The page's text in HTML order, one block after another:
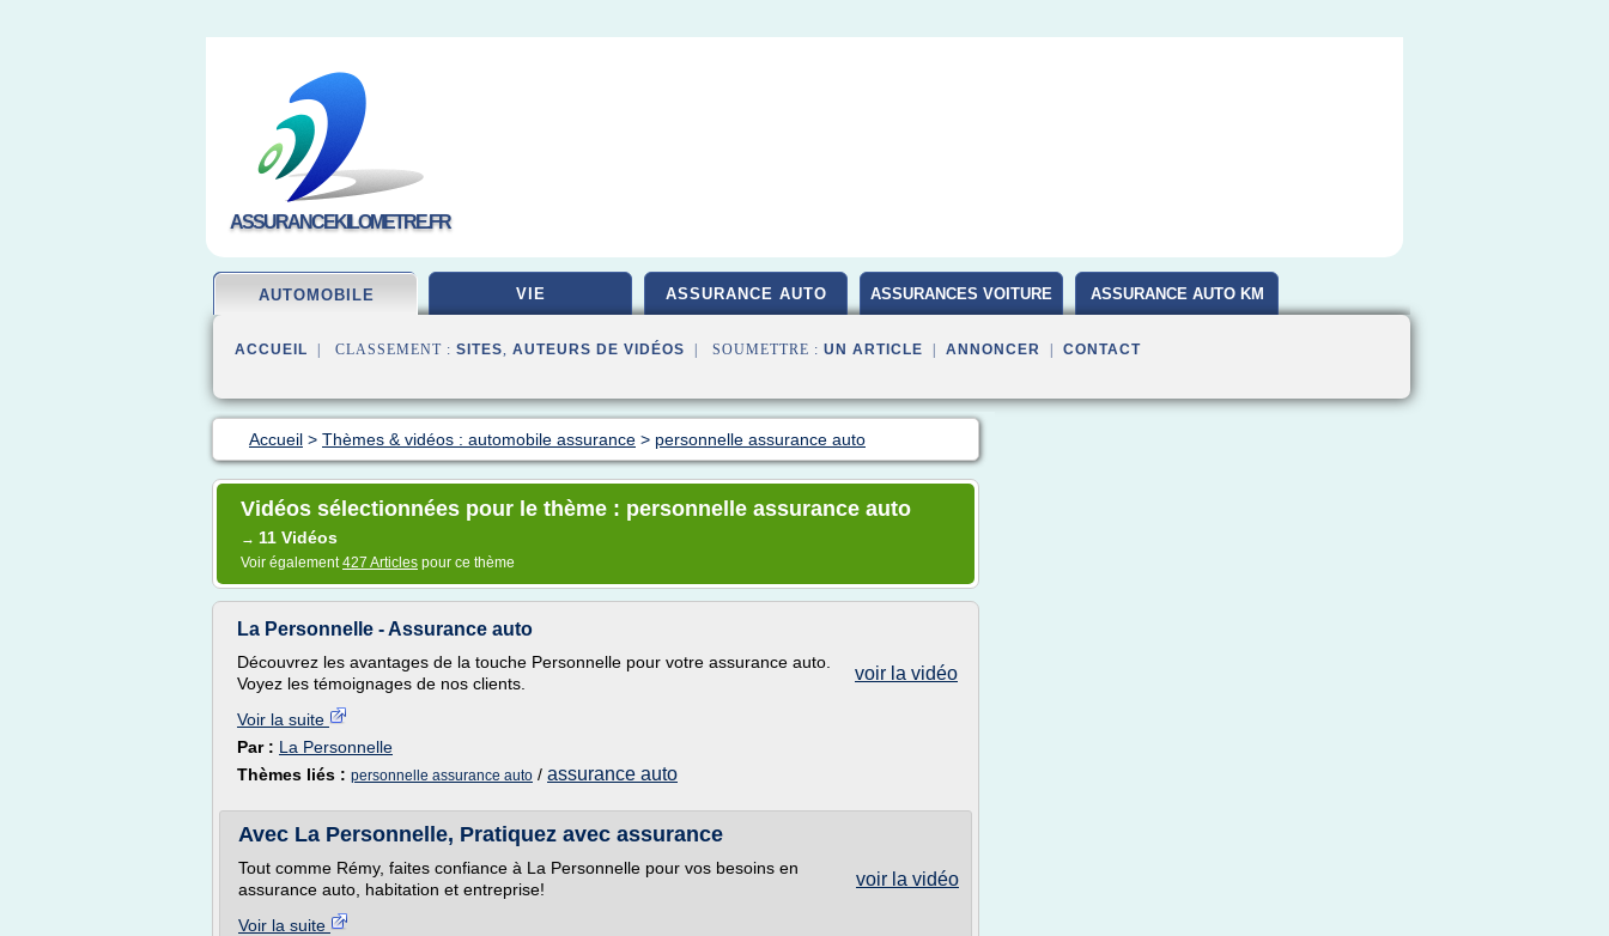
ASSURANCEKILOMETRE.FR
AUTOMOBILE VIE ASSURANCE AUTO ASSURANCES VOITURE ASSURANCE AUTO KM
ACCUEIL | CLASSEMENT : SITES, AUTEURS DE VIDÉOS | SOUMETTRE : UN ARTICLE ANNONCER CONTACT
Accueil > Thèmes & vidéos : automobile assurance > personnelle assurance auto
Vidéos sélectionnées pour le thème : personnelle assurance auto
→ 11 Vidéos
Voir également427 Articles pour ce thème
La Personnelle - Assurance auto
voir la vidéo
Découvrez les avantages de la touche Personnelle pour votre assurance auto.
Voyez les témoignages de nos clients.
Voir la suite
Par : La Personnelle
Thèmes liés : personnelle assurance auto / assurance auto
Avec La Personnelle, Pratiquez avec assurance
voir la vidéo
Tout comme Rémy, faites confiance à La Personnelle pour vos besoins en
assurance auto, habitation et entreprise!
Voir la suite